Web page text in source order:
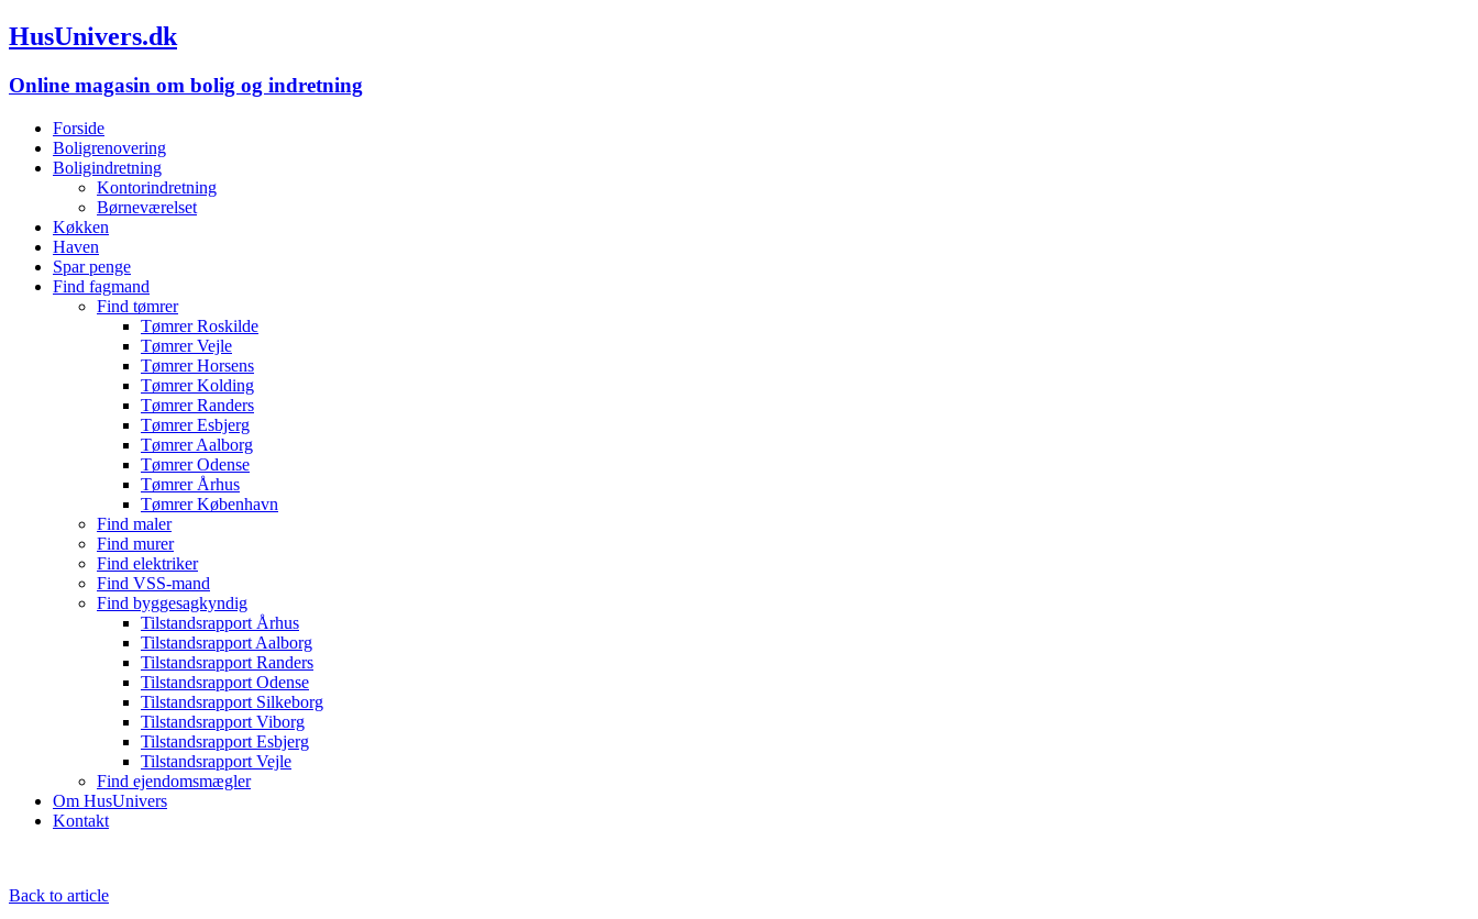
HusUnivers.dk
Online magasin om bolig og indretning
Forside
Boligrenovering
Boligindretning
Kontorindretning
Børneværelset
Køkken
Haven
Spar penge
Find fagmand
Find tømrer
Tømrer Roskilde
Tømrer Vejle
Tømrer Horsens
Tømrer Kolding
Tømrer Randers
Tømrer Esbjerg
Tømrer Aalborg
Tømrer Odense
Tømrer Århus
Tømrer København
Find maler
Find murer
Find elektriker
Find VSS-mand
Find byggesagkyndig
Tilstandsrapport Århus
Tilstandsrapport Aalborg
Tilstandsrapport Randers
Tilstandsrapport Odense
Tilstandsrapport Silkeborg
Tilstandsrapport Viborg
Tilstandsrapport Esbjerg
Tilstandsrapport Vejle
Find ejendomsmægler
Om HusUnivers
Kontakt
Back to article